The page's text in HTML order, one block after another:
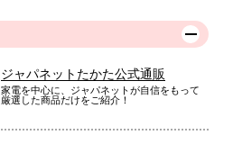
ジャパネットたかた公式通販
家電を中心に、ジャパネットが自信をもって
厳選した商品だけをご紹介！